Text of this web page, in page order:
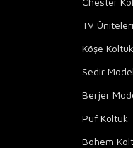
TV Üniteleri
Köşe
Sedir
Berjer
Puf Koltuk
Bohem